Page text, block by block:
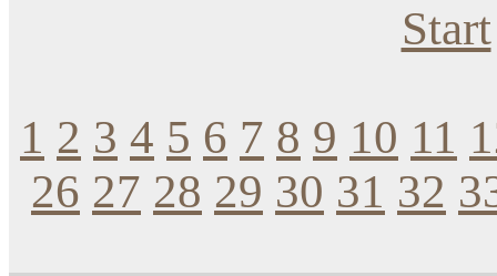
Start
1 2 3 4 5 6 7 8 9 10 11
26 27 28 29 30 31 32